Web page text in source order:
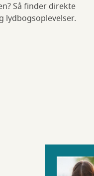
Så finder direkte
lydbogsoplevelser.